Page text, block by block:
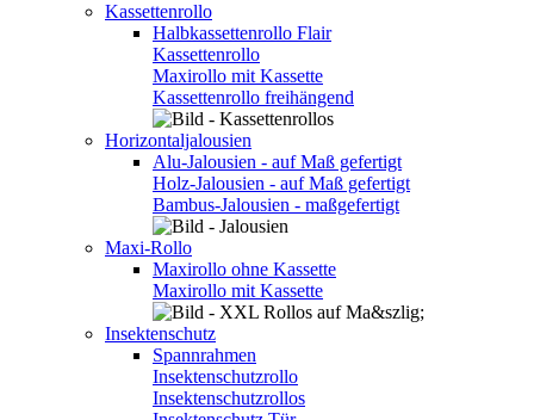
Kassettenrollo
Halbkassettenrollo Flair
Kassettenrollo
Maxirollo mit Kassette
Kassettenrollo freihängend
Horizontaljalousien
Alu-Jalousien - auf Maß gefertigt
Holz-Jalousien - auf Maß gefertigt
Bambus-Jalousien - maßgefertigt
Maxi-Rollo
Maxirollo ohne Kassette
Maxirollo mit Kassette
Insektenschutz
Spannrahmen
Insektenschutzrollo
Insektenschutzrollos